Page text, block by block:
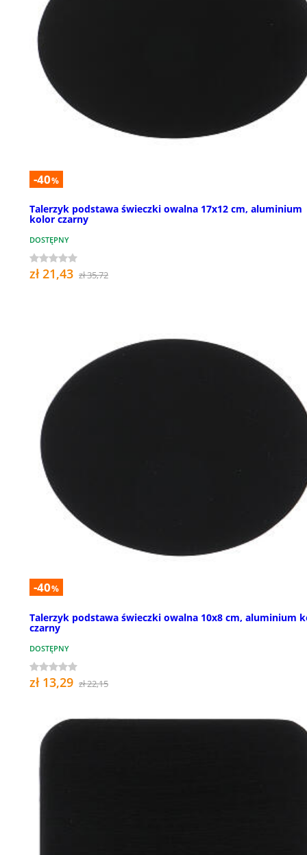
-40%
Talerzyk podstawa świeczki owalna 17x12 cm, aluminium
kolor czarny
DOSTĘPNY
zł 21,43 zł 35,72
-40%
Talerzyk podstawa świeczki owalna 10x8 cm, aluminium
czarny
DOSTĘPNY
zł 13,29 zł 22,15